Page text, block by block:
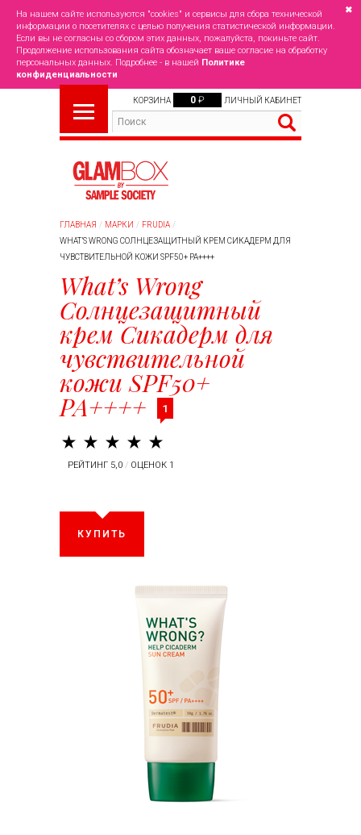
На нашем сайте используются "cookies" и сервисы для сбора технической
информации о посетителях с целью получения статистической информации.
Если вы не согласны со сбором этих данных, пожалуйста, покиньте сайт.
Продолжение использования сайта обозначает ваше согласие на обработку
персональных данных. Подробнее - в нашей Политике
конфиденциальности
✖
КОРЗИНА 0 ₽ ЛИЧНЫЙ КАБИНЕТ
ГЛАВНАЯ МАРКИ
FRUDIA
WHAT’S WRONG СОЛНЦЕЗАЩИТНЫЙ КРЕМ СИКАДЕРМ ДЛЯ
ЧУВСТВИТЕЛЬНОЙ КОЖИ SPF50+ PA++++
What’s Wrong
Солнцезащитный
крем Сикадерм для
чувствительной
кожи SPF50+
PA++++ 1
РЕЙТИНГ 5,0 / ОЦЕНОК 1
КУПИТЬ